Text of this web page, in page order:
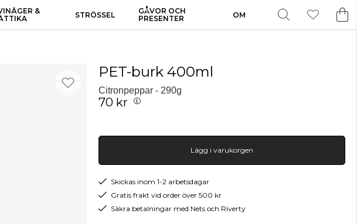
&
STRÖSSEL
GÅVOR OCH
PRESENTER
OM
PET-burk 400ml
Citronpeppar - 290g
70 kr
Lägg i varukorgen
Skickas inom 1-2 arbetsdagar
Gratis frakt vid order över 500 kr
Säkra betalningar med Nets och Riverty